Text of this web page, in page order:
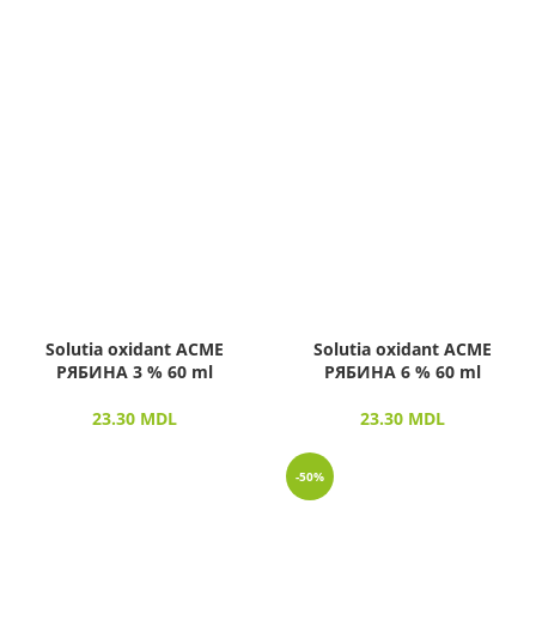
Solutia oxidant ACME
РЯБИНА 3 % 60 ml
23.30 MDL
Solutia oxidant ACME
РЯБИНА 6 % 60 ml
23.30 MDL
-50%